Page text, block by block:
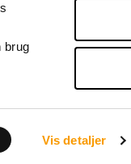
brug
Vis detaljer